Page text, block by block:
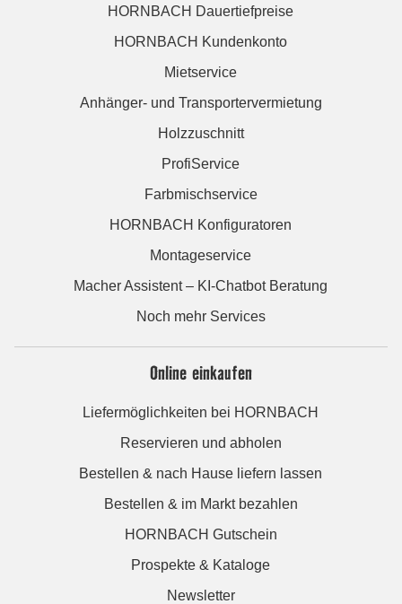
HORNBACH Dauertiefpreise
HORNBACH Kundenkonto
Mietservice
Anhänger- und Transportervermietung
Holzzuschnitt
ProfiService
Farbmischservice
HORNBACH Konfiguratoren
Montageservice
Macher Assistent – KI-Chatbot Beratung
Noch mehr Services
Online einkaufen
Liefermöglichkeiten bei HORNBACH
Reservieren und abholen
Bestellen & nach Hause liefern lassen
Bestellen & im Markt bezahlen
HORNBACH Gutschein
Prospekte & Kataloge
Newsletter